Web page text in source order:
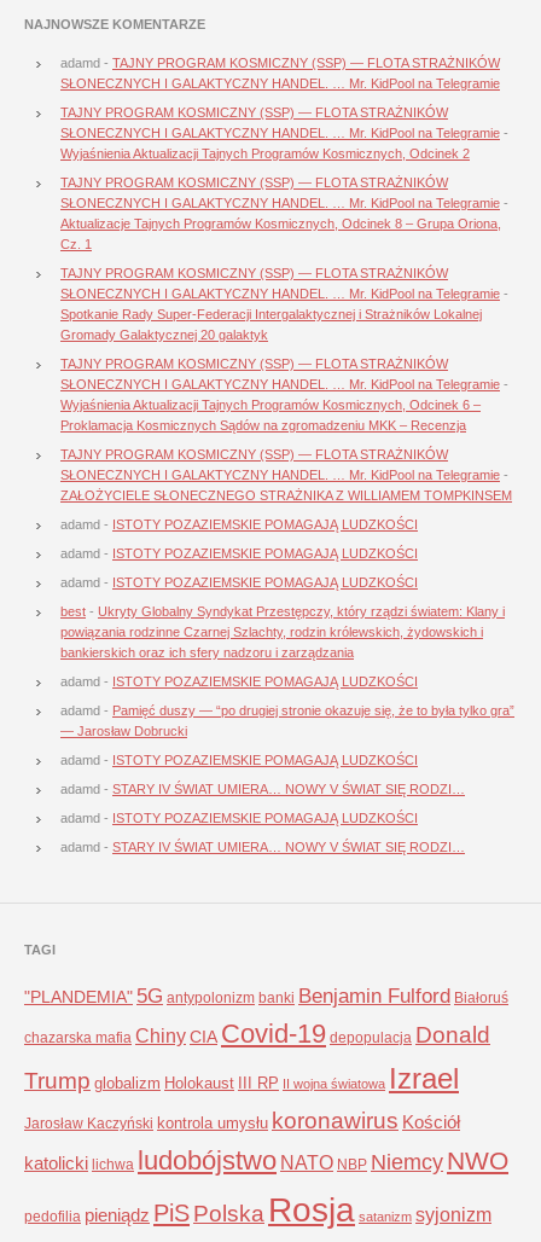
NAJNOWSZE KOMENTARZE
adamd - TAJNY PROGRAM KOSMICZNY (SSP) — FLOTA STRAŻNIKÓW
SŁONECZNYCH I GALAKTYCZNY HANDEL. … Mr. KidPool na Telegramie
TAJNY PROGRAM KOSMICZNY (SSP) — FLOTA STRAŻNIKÓW
SŁONECZNYCH I GALAKTYCZNY HANDEL. … Mr. KidPool na Telegramie -
Wyjaśnienia Aktualizacji Tajnych Programów Kosmicznych, Odcinek 2
TAJNY PROGRAM KOSMICZNY (SSP) — FLOTA STRAŻNIKÓW
SŁONECZNYCH I GALAKTYCZNY HANDEL. … Mr. KidPool na Telegramie -
Aktualizacje Tajnych Programów Kosmicznych, Odcinek 8 – Grupa Oriona,
Cz. 1
TAJNY PROGRAM KOSMICZNY (SSP) — FLOTA STRAŻNIKÓW
SŁONECZNYCH I GALAKTYCZNY HANDEL. … Mr. KidPool na Telegramie -
Spotkanie Rady Super-Federacji Intergalaktycznej i Strażników Lokalnej
Gromady Galaktycznej 20 galaktyk
TAJNY PROGRAM KOSMICZNY (SSP) — FLOTA STRAŻNIKÓW
SŁONECZNYCH I GALAKTYCZNY HANDEL. … Mr. KidPool na Telegramie -
Wyjaśnienia Aktualizacji Tajnych Programów Kosmicznych, Odcinek 6 –
Proklamacja Kosmicznych Sądów na zgromadzeniu MKK – Recenzja
TAJNY PROGRAM KOSMICZNY (SSP) — FLOTA STRAŻNIKÓW
SŁONECZNYCH I GALAKTYCZNY HANDEL. … Mr. KidPool na Telegramie -
ZAŁOŻYCIELE SŁONECZNEGO STRAŻNIKA Z WILLIAMEM TOMPKINSEM
adamd - ISTOTY POZAZIEMSKIE POMAGAJĄ LUDZKOŚCI
adamd - ISTOTY POZAZIEMSKIE POMAGAJĄ LUDZKOŚCI
adamd - ISTOTY POZAZIEMSKIE POMAGAJĄ LUDZKOŚCI
best - Ukryty Globalny Syndykat Przestępczy, który rządzi światem: Klany i
powiązania rodzinne Czarnej Szlachty, rodzin królewskich, żydowskich i
bankierskich oraz ich sfery nadzoru i zarządzania
adamd - ISTOTY POZAZIEMSKIE POMAGAJĄ LUDZKOŚCI
adamd - Pamięć duszy — “po drugiej stronie okazuje się, że to była tylko gra”
— Jarosław Dobrucki
adamd - ISTOTY POZAZIEMSKIE POMAGAJĄ LUDZKOŚCI
adamd - STARY IV ŚWIAT UMIERA… NOWY V ŚWIAT SIĘ RODZI…
adamd - ISTOTY POZAZIEMSKIE POMAGAJĄ LUDZKOŚCI
adamd - STARY IV ŚWIAT UMIERA… NOWY V ŚWIAT SIĘ RODZI…
TAGI
"PLANDEMIA" 5G antypolonizm banki Benjamin Fulford Białoruś
chazarska mafia ChinyCIA Covid-19 depopulacja Donald
Trump globalizm Holokaust III RP II wojna światowa Izrael
Jarosław Kaczyński kontrola umysłu koronawirus Kościół
katolicki lichwa ludobójstwo NATO NBP NiemcyNWO
pedofilia pieniądz PiSPolska Rosja satanizm syjonizm